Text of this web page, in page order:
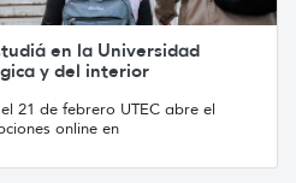
en la Universidad
y del interior
21 de febrero UTEC abre el
online en